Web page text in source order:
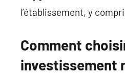
l’établissement, y
Comment
investissement